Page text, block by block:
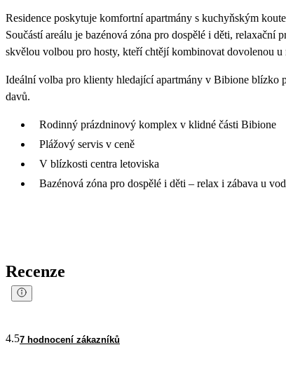
Residence poskytuje komfortní apartmány s kuchyňským
Součástí areálu je bazénová zóna pro dospělé i děti,
skvělou volbou pro hosty, kteří chtějí kombinovat dovolenou
Ideální volba pro klienty hledající apartmány v Bibione blízko
davů.
Rodinný prázdninový komplex v klidné části Bibione
Plážový servis v ceně
V blízkosti centra letoviska
Bazénová zóna pro dospělé i děti – relax i zábava u
Recenze
4.57 hodnocení zákazníků